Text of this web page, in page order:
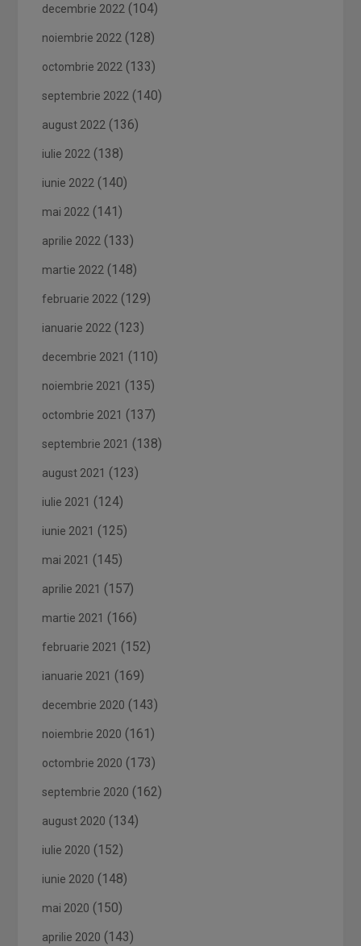
decembrie 2022 (104)
noiembrie 2022 (128)
octombrie 2022 (133)
septembrie 2022 (140)
august 2022 (136)
iulie 2022 (138)
iunie 2022 (140)
mai 2022 (141)
aprilie 2022 (133)
martie 2022 (148)
februarie 2022 (129)
ianuarie 2022 (123)
decembrie 2021 (110)
noiembrie 2021 (135)
octombrie 2021 (137)
septembrie 2021 (138)
august 2021 (123)
iulie 2021 (124)
iunie 2021 (125)
mai 2021 (145)
aprilie 2021 (157)
martie 2021 (166)
februarie 2021 (152)
ianuarie 2021 (169)
decembrie 2020 (143)
noiembrie 2020 (161)
octombrie 2020 (173)
septembrie 2020 (162)
august 2020 (134)
iulie 2020 (152)
iunie 2020 (148)
mai 2020 (150)
aprilie 2020 (143)